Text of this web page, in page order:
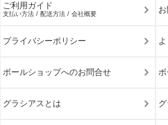
ご利用ガイド
支払い方法 / 配送方法 / 会社概要
プライバシーポリシー
ボールショップへのお問合せ
グラシアスとは